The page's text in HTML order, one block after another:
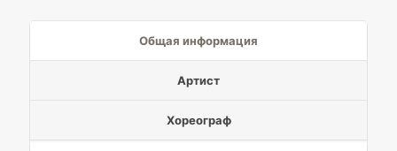
Общая информация
Артист
Хореограф